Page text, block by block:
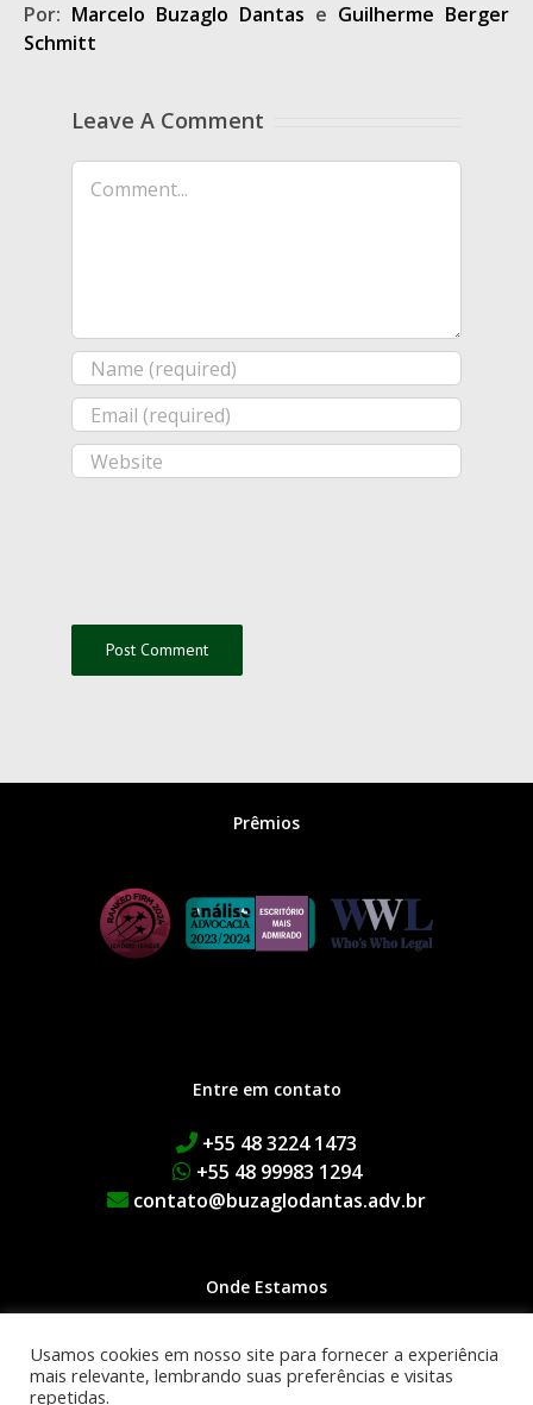
Por: Marcelo Buzaglo Dantas e Guilherme Berger
Schmitt
Leave A Comment
Comment
Prêmios
Entre em contato
+55 48 3224 1473
+55 48 99983 1294
contato@buzaglodantas.adv.br
Onde Estamos
Rua Adolfo Melo, 38 | Centro
Edifício Executive Manhattan
Usamos cookies em nosso site para fornecer a experiência
mais relevante, lembrando suas preferências e visitas
repetidas.